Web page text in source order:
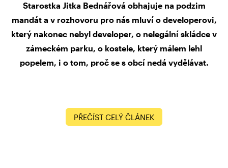
Starostka Jitka Bednářová obhajuje na podzim
mandát a v rozhovoru pro nás mluví o developerovi,
který nakonec nebyl developer, o nelegální skládce v
zámeckém parku, o kostele, který málem lehl
popelem, i o tom, proč se s obcí nedá vydělávat.
PŘEČÍST CELÝ ČLÁNEK